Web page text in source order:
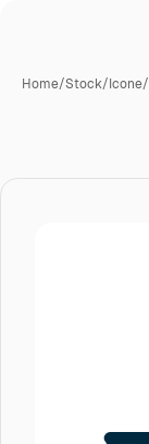
Home/Stock/Icone/